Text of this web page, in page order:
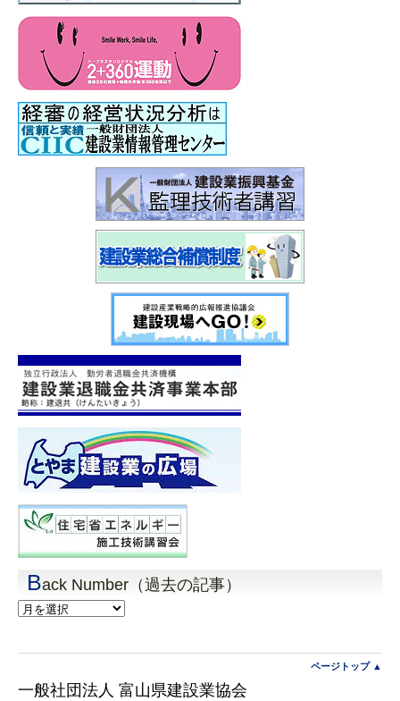
Back Number（過去の記事）
Back
Number（過
事）
ページトップ ▲
一般社団法人 富山県建設業協会